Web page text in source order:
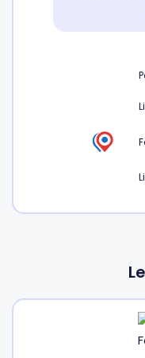
Tires-bouchons
Planches à découper